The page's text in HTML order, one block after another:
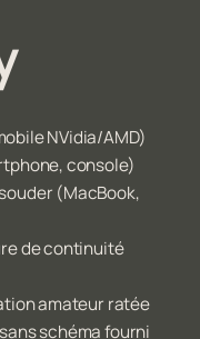
NVidia/AMD)
console)
(MacBook,
de continuité
amateur ratée
schéma fourni